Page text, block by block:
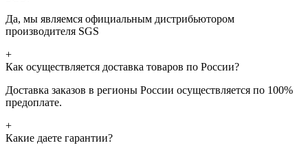
Да, мы являемся официальным дистрибьютором
производителя SGS
+
Как осуществляется доставка товаров по России?
Доставка заказов в регионы России осуществляется по 100%
предоплате.
+
Какие даете гарантии?